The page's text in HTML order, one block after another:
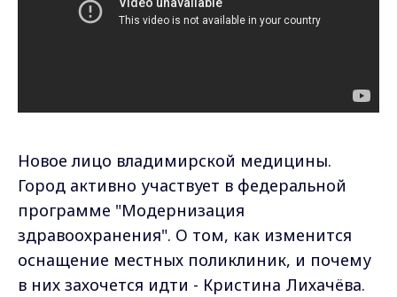
Новое лицо владимирской медицины.
Город активно участвует в федеральной
программе "Модернизация
здравоохранения". О том, как изменится
оснащение местных поликлиник, и почему
в них захочется идти - Кристина Лихачёва.